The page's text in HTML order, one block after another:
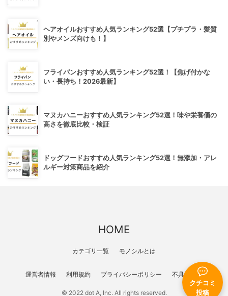
クチコミ
投稿
ヘアオイルおすすめ人気ランキング52選【プチプラ・髪質
別やメンズ向けも！】
フライパンおすすめ人気ランキング52選！【焦げ付かな
い・長持ち！2026最新】
マヌカハニーおすすめ人気ランキング52選！味や栄養価の
高さを徹底比較・検証
ドッグフードおすすめ人気ランキング52選！無添加・アレ
ルギー対策商品を紹介
HOME
カテゴリ一覧 モノシルとは
運営者情報 利用規約 プライバシーポリシー 不具合報告
© 2022 dot A, Inc. All rights reserved.